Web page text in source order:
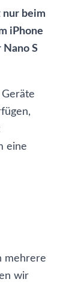
nur beim
iPhone
S
eine
mehrere
wir